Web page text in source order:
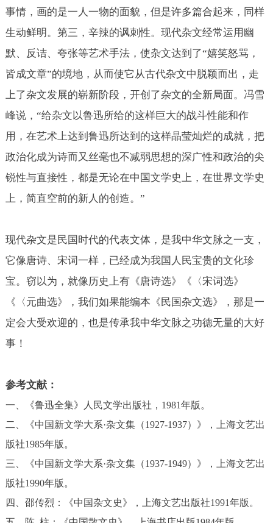
事情，画的是一人一物的面貌，但是许多篇合起来，同样
生动鲜明。第三，辛辣的讽刺性。现代杂文经常运用幽
默、反诘、夸张等艺术手法，使杂文达到了“嬉笑怒骂，
皆成文章”的境地，从而使它从古代杂文中脱颖而出，走
上了杂文发展的崭新阶段，开创了杂文的全新局面。冯雪
峰说，“给杂文以鲁迅所给的这样巨大的战斗性能和作
用，在艺术上达到鲁迅所达到的这样晶莹灿烂的成就，把
政治化成为诗而又丝毫也不减弱思想的深广性和政治的尖
锐性与直接性，都是无论在中国文学史上，在世界文学史
上，简直空前的新人的创造。”
现代杂文是民国时代的代表文体，是我中华文脉之一支，
它像唐诗、宋词一样，已经成为我国人民宝贵的文化珍
宝。窃以为，就像历史上有《唐诗选》《〈宋词选》
《〈元曲选》，我们如果能编本《民国杂文选》，那是一
定会大受欢迎的，也是传承我中华文脉之功德无量的大好
事！
参考文献：
一、《鲁迅全集》人民文学出版社， 1981年版。
二、《中国新文学大系·杂文集（1927-1937）》，上海文艺出
版社1985年版。
三、《中国新文学大系·杂文集（1937-1949）》，上海文艺出
版社1990年版。
四、邵传烈：《中国杂文史》，上海文艺出版社1991年版。